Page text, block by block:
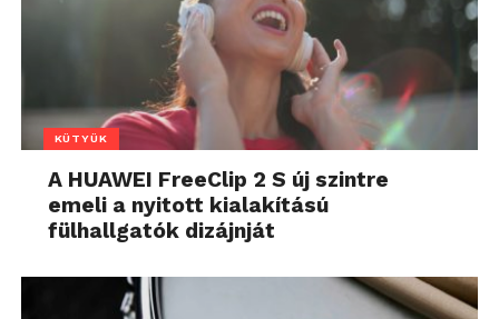
KÜTYÜK
A HUAWEI FreeClip 2 S új szintre
emeli a nyitott kialakítású
fülhallgatók dizájnját